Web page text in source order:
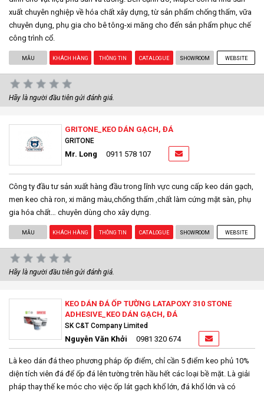
xuất chuyên nghiệp về hóa chất xây dựng, từ sản phẩm chống thấm, vữa
chuyên dụng, phụ gia cho bê tông-xi măng cho đến sản phẩm phục chế
công trình cổ.
MẪU KHÁCH HÀNG THÔNG TIN CATALOGUE SHOWROOM WEBSITE
Hãy là người đầu tiên gửi đánh giá.
GRITONE_KEO DÁN GẠCH, ĐÁ
GRITONE
Mr. Long 0911 578 107
Công ty đầu tư sản xuất hàng đầu trong lĩnh vực cung cấp keo dán gạch,
men keo chà ron, xi măng màu,chống thấm ,chất làm cứng mặt sàn, phụ
gia hóa chất… chuyên dùng cho xây dựng.
MẪU KHÁCH HÀNG THÔNG TIN CATALOGUE SHOWROOM WEBSITE
Hãy là người đầu tiên gửi đánh giá.
KEO DÁN ĐÁ ỐP TƯỜNG LATAPOXY 310 STONE
ADHESIVE_KEO DÁN GẠCH, ĐÁ
SK C&T Company Limited
Nguyễn Văn Khởi 0981 320 674
Là keo dán đá theo phương pháp ốp điểm, chỉ cần 5 điểm keo phủ 10%
diện tích viên đá để ốp đá lên tường trên hầu hết các loại bề mặt. Là giải
pháp thay thế ke móc cho việc ốp lát gạch khổ lớn, đá khổ lớn và có